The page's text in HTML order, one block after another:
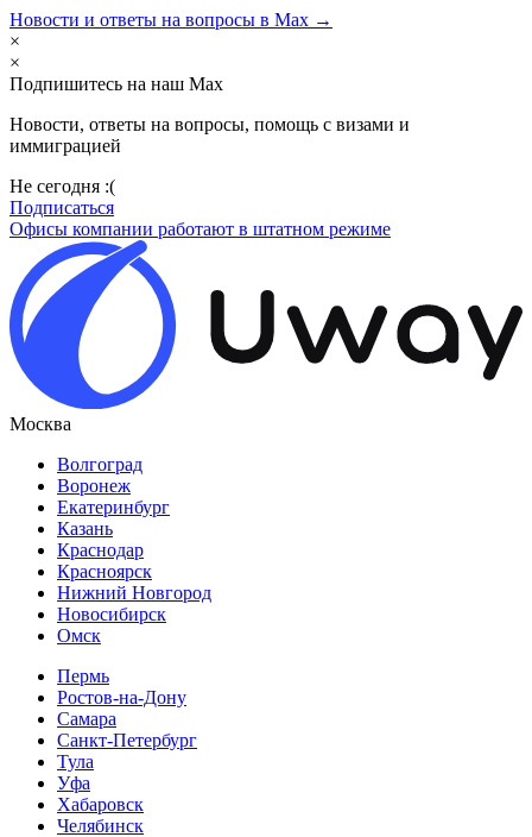
Новости и ответы на вопросы в Max →
×
×
Подпишитесь на наш Max
Новости, ответы на вопросы, помощь с визами и
иммиграцией
Не сегодня :(
Подписаться
Офисы компании работают в штатном режиме
Москва
Волгоград
Воронеж
Екатеринбург
Казань
Краснодар
Красноярск
Нижний Новгород
Новосибирск
Омск
Пермь
Ростов-на-Дону
Самара
Санкт-Петербург
Тула
Уфа
Хабаровск
Челябинск